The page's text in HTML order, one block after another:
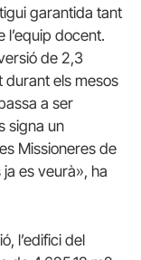
garantida tant
l’equip docent.
de 2,3
durant els mesos
a ser
signa un
Missioneres de
es veurà», ha
l’edifici del